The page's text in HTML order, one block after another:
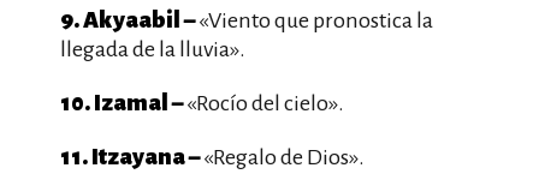
9. Akyaabil –«Viento que pronostica la
llegada de la lluvia».
10. Izamal –«Rocío del cielo».
11. Itzayana –«Regalo de Dios».